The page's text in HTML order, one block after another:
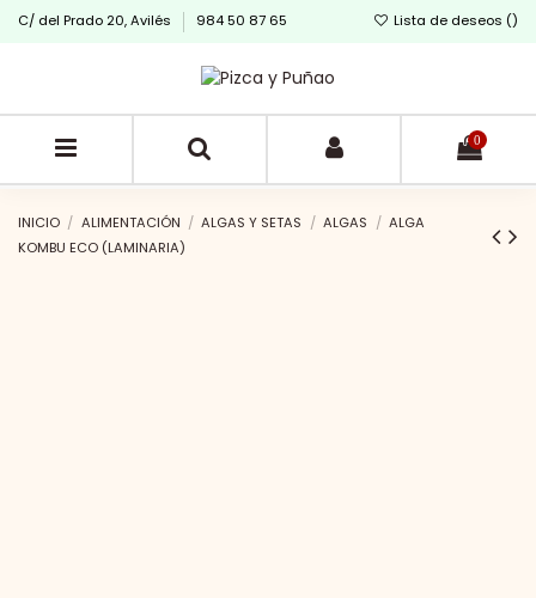
C/ del Prado 20, Avilés 984 50 87 65 Lista de deseos ()
0
INICIO ALIMENTACIÓN ALGAS Y SETAS ALGAS
ALGA
KOMBU ECO (LAMINARIA)